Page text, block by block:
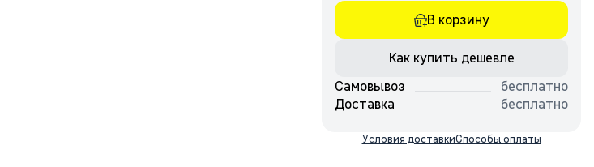
В корзину
Как купить дешевле
Самовывоз
бесплатно
Доставка
бесплатно
Условия доставкиСпособы оплаты